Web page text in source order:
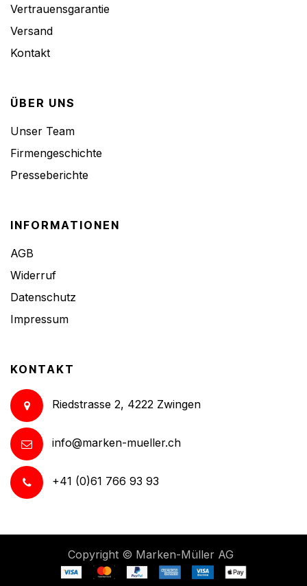
Vertrauensgarantie
Versand
Kontakt
ÜBER UNS
Unser Team
Firmengeschichte
Presseberichte
INFORMATIONEN
AGB
Widerruf
Datenschutz
Impressum
KONTAKT
Riedstrasse 2, 4222 Zwingen
info@marken-mueller.ch
+41 (0)61 766 93 93
Copyright © Marken-Müller AG